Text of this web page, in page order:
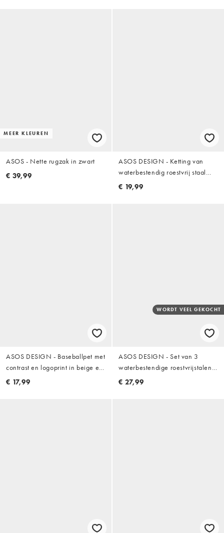
MEER KLEUREN
ASOS - Nette rugzak in zwart
€ 39,99
ASOS DESIGN - Ketting van
waterbestendig roestvrij staal
met kruishangertje in zilver
€ 19,99
ASOS DESIGN - Baseballpet met
contrast en logoprint in beige en
bordeauxrood
€ 17,99
WORDT VEEL GEKOCHT
ASOS DESIGN - Set van 3
waterbestendige roestvrijstalen
bandringen in zilver
€ 27,99